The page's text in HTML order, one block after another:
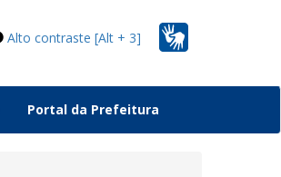
Alto contraste [Alt + 3]
Portal da Prefeitura